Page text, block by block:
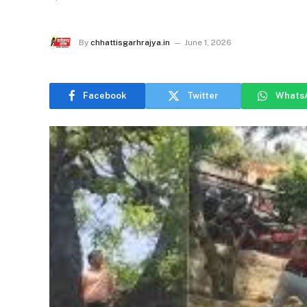
By chhattisgarhrajya.in June 1, 2026
Facebook Twitter